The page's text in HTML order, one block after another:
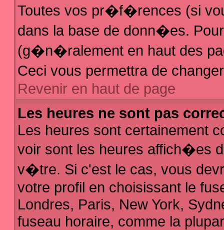
Toutes vos pr�f�rences (si
dans la base de donn�es.
(g�n�ralement en haut des
Ceci vous permettra de
Revenir en haut de page
Les heures ne sont pas
Les heures sont certainement
voir sont les heures affich�es
v�tre. Si c'est le cas, vous
votre profil en choisissant le
Londres, Paris, New York,
fuseau horaire, comme la